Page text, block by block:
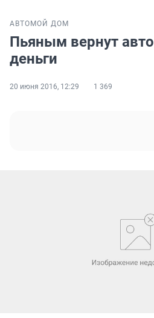
АВТО МОЙ ДОМ
Пьяным вернут
деньги
20 июня 2016, 12:29 1 369